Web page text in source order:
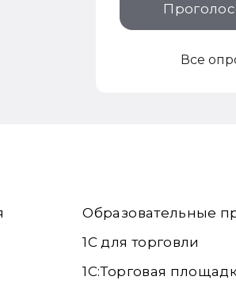
Все
Образовательные
1С для торговли
1С:Торговая